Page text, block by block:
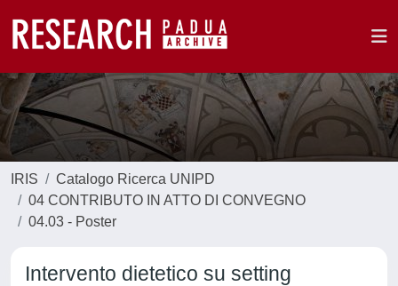
IRIS
Catalogo Ricerca UNIPD
04 CONTRIBUTO IN ATTO DI CONVEGNO
04.03 - Poster
Intervento dietetico su setting